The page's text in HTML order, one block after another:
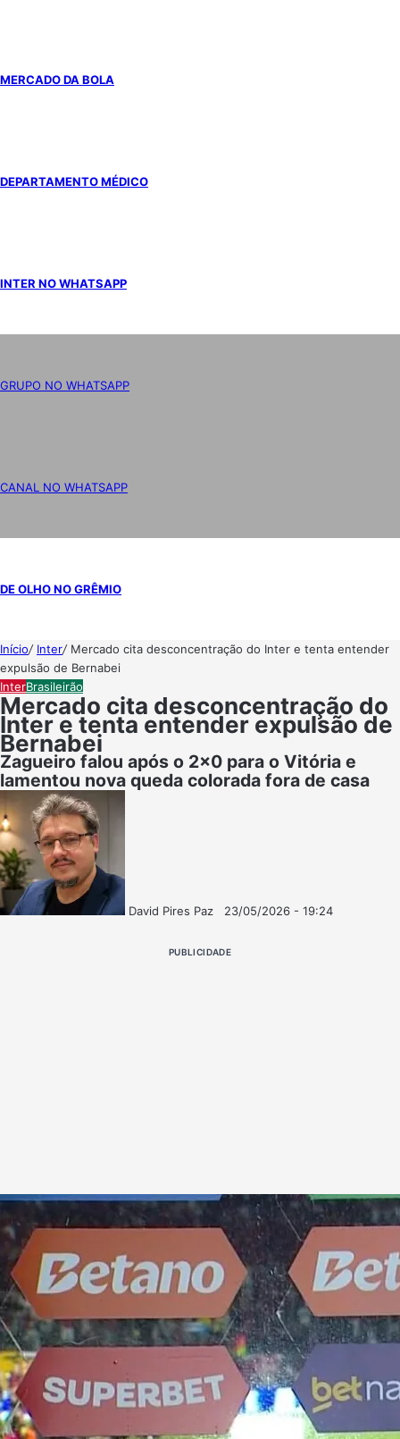
MERCADO DA BOLA
DEPARTAMENTO MÉDICO
INTER NO WHATSAPP
GRUPO NO WHATSAPP
CANAL NO WHATSAPP
DE OLHO NO GRÊMIO
Início/ Inter/ Mercado cita desconcentração do Inter e tenta entender
expulsão de Bernabei
InterBrasileirão
Mercado cita desconcentração do
Inter e tenta entender expulsão de
Bernabei
Zagueiro falou após o 2x0 para o Vitória e
lamentou nova queda colorada fora de casa
David Pires Paz
Xe-
23/05/2026 - 19:24
PUBLICIDADE